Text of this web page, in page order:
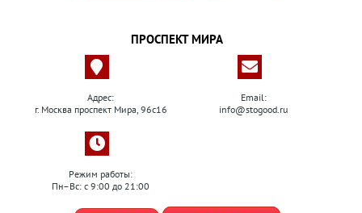
ПРОСПЕКТ МИРА
Адрес:
г. Москва проспект Мира, 96с16
Email:
info@stogood.ru
Режим работы:
Пн–Вс: с 9:00 до 21:00